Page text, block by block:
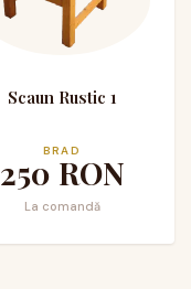
Scaun Rustic 1
BRAD
250 RON
La comandă